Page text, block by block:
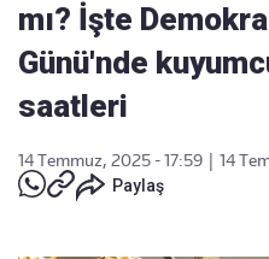
mı? İşte
Günü'nde
saatleri
14 Temmuz, 2025 - 17:59
14
Paylaş